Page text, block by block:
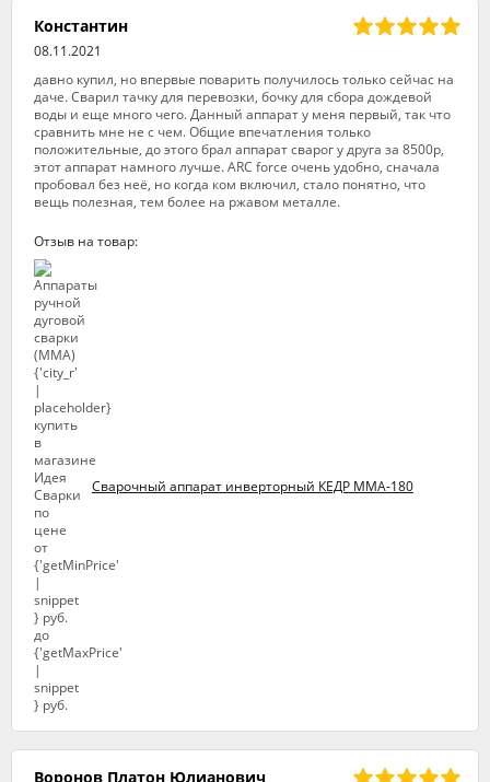
Константин
08.11.2021
давно купил, но впервые поварить получилось только сейчас на
даче. Сварил тачку для перевозки, бочку для сбора дождевой
воды и еще много чего. Данный аппарат у меня первый, так что
сравнить мне не с чем. Общие впечатления только
положительные, до этого брал аппарат сварог у друга за 8500р,
этот аппарат намного лучше. ARC force очень удобно, сначала
пробовал без неё, но когда ком включил, стало понятно, что
вещь полезная, тем более на ржавом металле.
Отзыв на товар:
Сварочный аппарат инверторный КЕДР ММА-180
Воронов Платон Юлианович